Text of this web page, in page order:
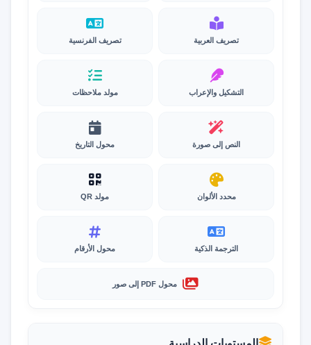
تصريف العربية تصريف الفرنسية
التشكيل والإعراب مولد ملاحظات
النص إلى صورة محول التاريخ
محدد الألوان مولد QR
الترجمة الذكية محول الأرقام
محول PDF إلى صور